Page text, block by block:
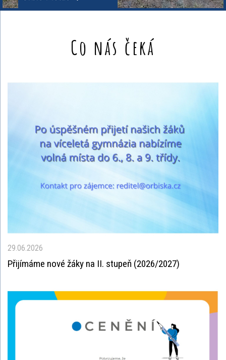
Co nás čeká
29.06.2026
Přijímáme nové žáky na II. stupeň (2026/2027)